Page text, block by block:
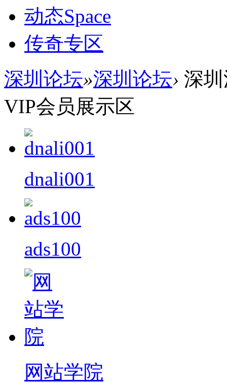
动态Space
传奇专区
深圳论坛»深圳论坛› 深
VIP会员展示区
dnali001
ads100
网站学院